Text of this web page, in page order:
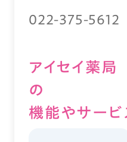
022-375-5612
アイセイ薬
の
機能やサービ